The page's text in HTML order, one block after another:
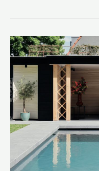
Nieuw
Tuinmagazine
boordevol
inspiratie